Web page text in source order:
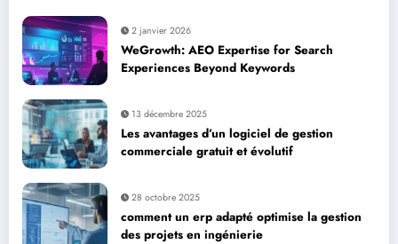
2 janvier 2026
WeGrowth: AEO Expertise for Search
Experiences Beyond Keywords
13 décembre 2025
Les avantages d’un logiciel de gestion
commerciale gratuit et évolutif
28 octobre 2025
comment un erp adapté optimise la gestion
des projets en ingénierie